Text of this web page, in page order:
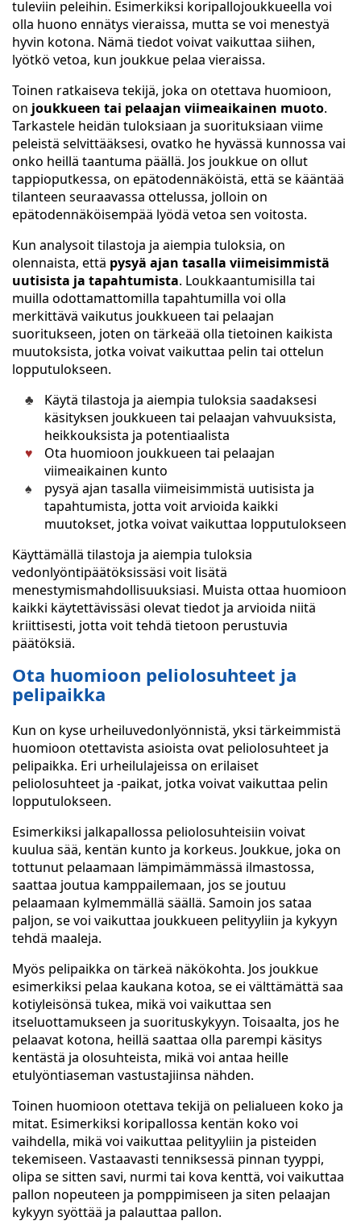
tuleviin peleihin. Esimerkiksi koripallojoukkueella voi
olla huono ennätys vieraissa, mutta se voi menestyä
hyvin kotona. Nämä tiedot voivat vaikuttaa siihen,
lyötkö vetoa, kun joukkue pelaa vieraissa.
Toinen ratkaiseva tekijä, joka on otettava huomioon,
on joukkueen tai pelaajan viimeaikainen muoto.
Tarkastele heidän tuloksiaan ja suorituksiaan viime
peleistä selvittääksesi, ovatko he hyvässä kunnossa vai
onko heillä taantuma päällä. Jos joukkue on ollut
tappioputkessa, on epätodennäköistä, että se kääntää
tilanteen seuraavassa ottelussa, jolloin on
epätodennäköisempää lyödä vetoa sen voitosta.
Kun analysoit tilastoja ja aiempia tuloksia, on
olennaista, että pysyä ajan tasalla viimeisimmistä
uutisista ja tapahtumista. Loukkaantumisilla tai
muilla odottamattomilla tapahtumilla voi olla
merkittävä vaikutus joukkueen tai pelaajan
suoritukseen, joten on tärkeää olla tietoinen kaikista
muutoksista, jotka voivat vaikuttaa pelin tai ottelun
lopputulokseen.
Käytä tilastoja ja aiempia tuloksia saadaksesi
käsityksen joukkueen tai pelaajan vahvuuksista,
heikkouksista ja potentiaalista
Ota huomioon joukkueen tai pelaajan
viimeaikainen kunto
pysyä ajan tasalla viimeisimmistä uutisista ja
tapahtumista, jotta voit arvioida kaikki
muutokset, jotka voivat vaikuttaa lopputulokseen
Käyttämällä tilastoja ja aiempia tuloksia
vedonlyöntipäätöksissäsi voit lisätä
menestymismahdollisuuksiasi. Muista ottaa huomioon
kaikki käytettävissäsi olevat tiedot ja arvioida niitä
kriittisesti, jotta voit tehdä tietoon perustuvia
päätöksiä.
Ota huomioon peliolosuhteet ja
pelipaikka
Kun on kyse urheiluvedonlyönnistä, yksi tärkeimmistä
huomioon otettavista asioista ovat peliolosuhteet ja
pelipaikka. Eri urheilulajeissa on erilaiset
peliolosuhteet ja -paikat, jotka voivat vaikuttaa pelin
lopputulokseen.
Esimerkiksi jalkapallossa peliolosuhteisiin voivat
kuulua sää, kentän kunto ja korkeus. Joukkue, joka on
tottunut pelaamaan lämpimämmässä ilmastossa,
saattaa joutua kamppailemaan, jos se joutuu
pelaamaan kylmemmällä säällä. Samoin jos sataa
paljon, se voi vaikuttaa joukkueen pelityyliin ja kykyyn
tehdä maaleja.
Myös pelipaikka on tärkeä näkökohta. Jos joukkue
esimerkiksi pelaa kaukana kotoa, se ei välttämättä saa
kotiyleisönsä tukea, mikä voi vaikuttaa sen
itseluottamukseen ja suorituskykyyn. Toisaalta, jos he
pelaavat kotona, heillä saattaa olla parempi käsitys
kentästä ja olosuhteista, mikä voi antaa heille
etulyöntiaseman vastustajiinsa nähden.
Toinen huomioon otettava tekijä on pelialueen koko ja
mitat. Esimerkiksi koripallossa kentän koko voi
vaihdella, mikä voi vaikuttaa pelityyliin ja pisteiden
tekemiseen. Vastaavasti tenniksessä pinnan tyyppi,
olipa se sitten savi, nurmi tai kova kenttä, voi vaikuttaa
pallon nopeuteen ja pomppimiseen ja siten pelaajan
kykyyn syöttää ja palauttaa pallon.